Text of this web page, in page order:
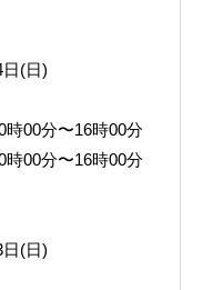
(日)
時00分〜16時00分
時00分〜16時00分
(日)